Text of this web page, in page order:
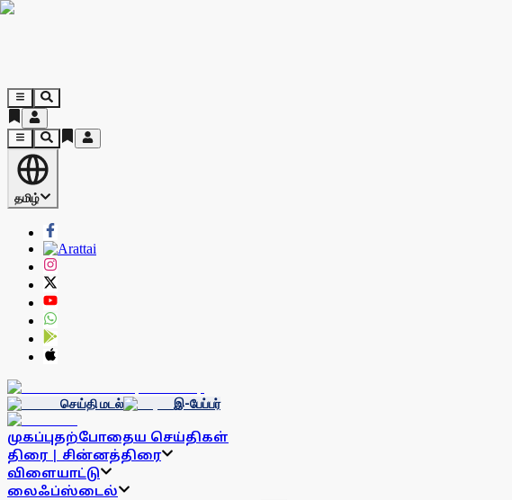
தமிழ்
செய்தி மடல் இ-பேப்பர்
முகப்புதற்போதைய செய்திகள்
திரை | சின்னத்திரை
விளையாட்டு
லைஃப்ஸ்டைல்